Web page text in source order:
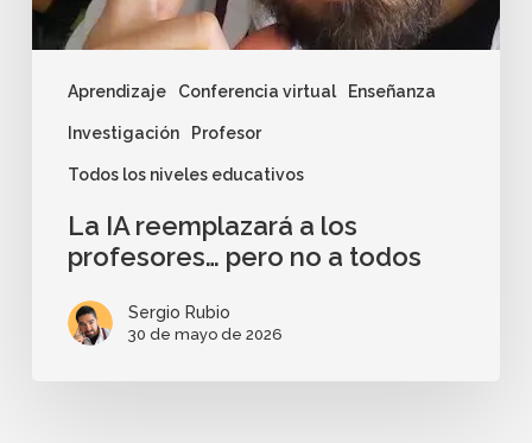
Aprendizaje Conferencia virtual Enseñanza
Investigación Profesor
Todos los niveles educativos
La IA reemplazará a los
profesores… pero no a todos
Sergio Rubio
30 de mayo de 2026